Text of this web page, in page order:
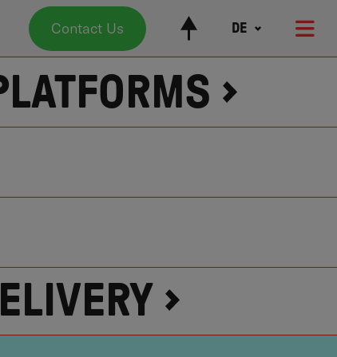
Contact Us DE